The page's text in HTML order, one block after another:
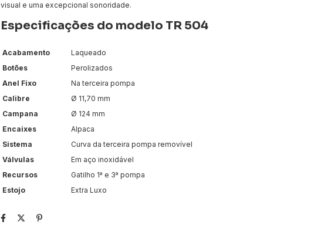
visual e uma excepcional sonoridade.
Especificações do modelo TR 504
Acabamento
Laqueado
Botões
Perolizados
Anel Fixo
Na terceira pompa
Calibre
Ø 11,70 mm
Campana
Ø 124 mm
Encaixes
Alpaca
Sistema
Curva da terceira pompa removível
Válvulas
Em aço inoxidável
Recursos
Gatilho 1ª e 3ª pompa
Estojo
Extra Luxo